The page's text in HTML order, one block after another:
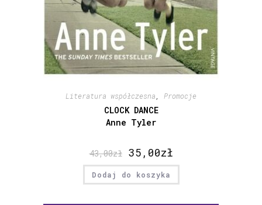
Literatura współczesna Promocje
CLOCK DANCE
Anne Tyler
43,00zł 35,00zł
Dodaj do koszyka